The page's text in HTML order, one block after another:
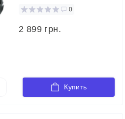
0
2 899 грн.
Купить